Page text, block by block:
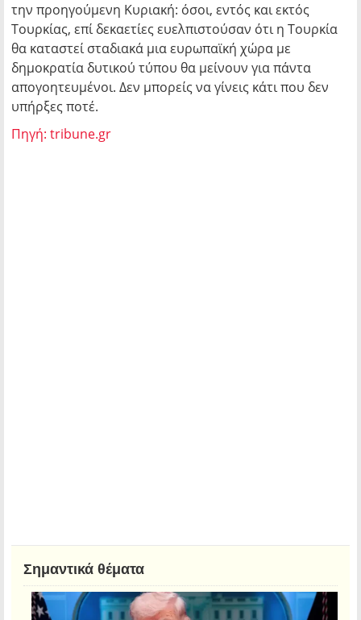
την προηγούμενη Κυριακή: όσοι, εντός και εκτός
Τουρκίας, επί δεκαετίες ευελπιστούσαν ότι η Τουρκία
θα καταστεί σταδιακά μια ευρωπαϊκή χώρα με
δημοκρατία δυτικού τύπου θα μείνουν για πάντα
απογοητευμένοι. Δεν μπορείς να γίνεις κάτι που δεν
υπήρξες ποτέ.
Πηγή: tribune.gr
Σημαντικά θέματα